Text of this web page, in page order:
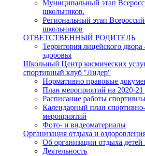
Муниципальный этап
школьников.
Региональный этап
школьников
ОТВЕТСТВЕННЫЙ РОДИТЕЛЬ
Территория лицейского двора
здоровья
Школьный Центр космических
спортивный клуб "Лидер"
Нормативно правовые
План мероприятий на 2020-21
Расписание работы
Календарный план
мероприятий
Фото- и видеоматериалы
Организация отдыха и
Об организации отдыха детей
Деятельность